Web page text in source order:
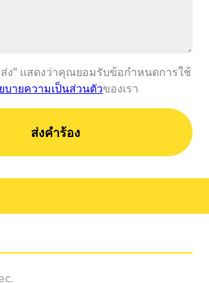
ง" แสดงว่าคุณยอมรับข้อกำหนดการใช้
บายความเป็นส่วนตัวของเรา
ส่งคำร้อง